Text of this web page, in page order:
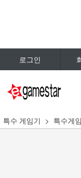
로그인
특수 게임기 특수게